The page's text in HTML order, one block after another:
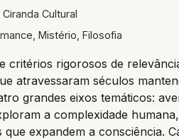
Cultural
Mistério, Filosofia
critérios rigorosos de
atravessaram séculos
grandes eixos temáticos:
a complexidade
expandem a consciência.